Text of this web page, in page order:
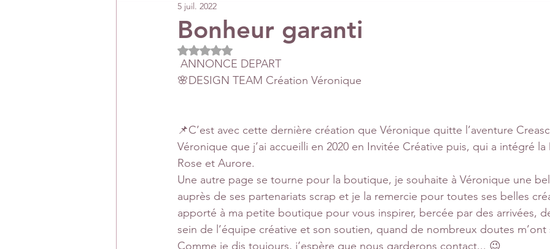
Challenges groupe
Créations Les Papiers de Pandore
Rétrospectives de l’année écoulée
Bonheur garanti
5 juil. 2022
Noté NaN étoiles sur 5.
ANNONCE DEPART
🌸DESIGN TEAM Création Véronique
📌C’est avec cette dernière création que Véronique quitte l’aventure
Véronique que j’ai accueilli en 2020 en Invitée Créative puis, qui a intégré la
Rose et Aurore.
Une autre page se tourne pour la boutique, je souhaite à Véronique une
auprès de ses partenariats scrap et je la remercie pour toutes ses belles
apporté à ma petite boutique pour vous inspirer, bercée par des arrivées,
sein de l’équipe créative et son soutien, quand de nombreux doutes m’ont
Comme je dis toujours, j’espère que nous garderons contact... 😉